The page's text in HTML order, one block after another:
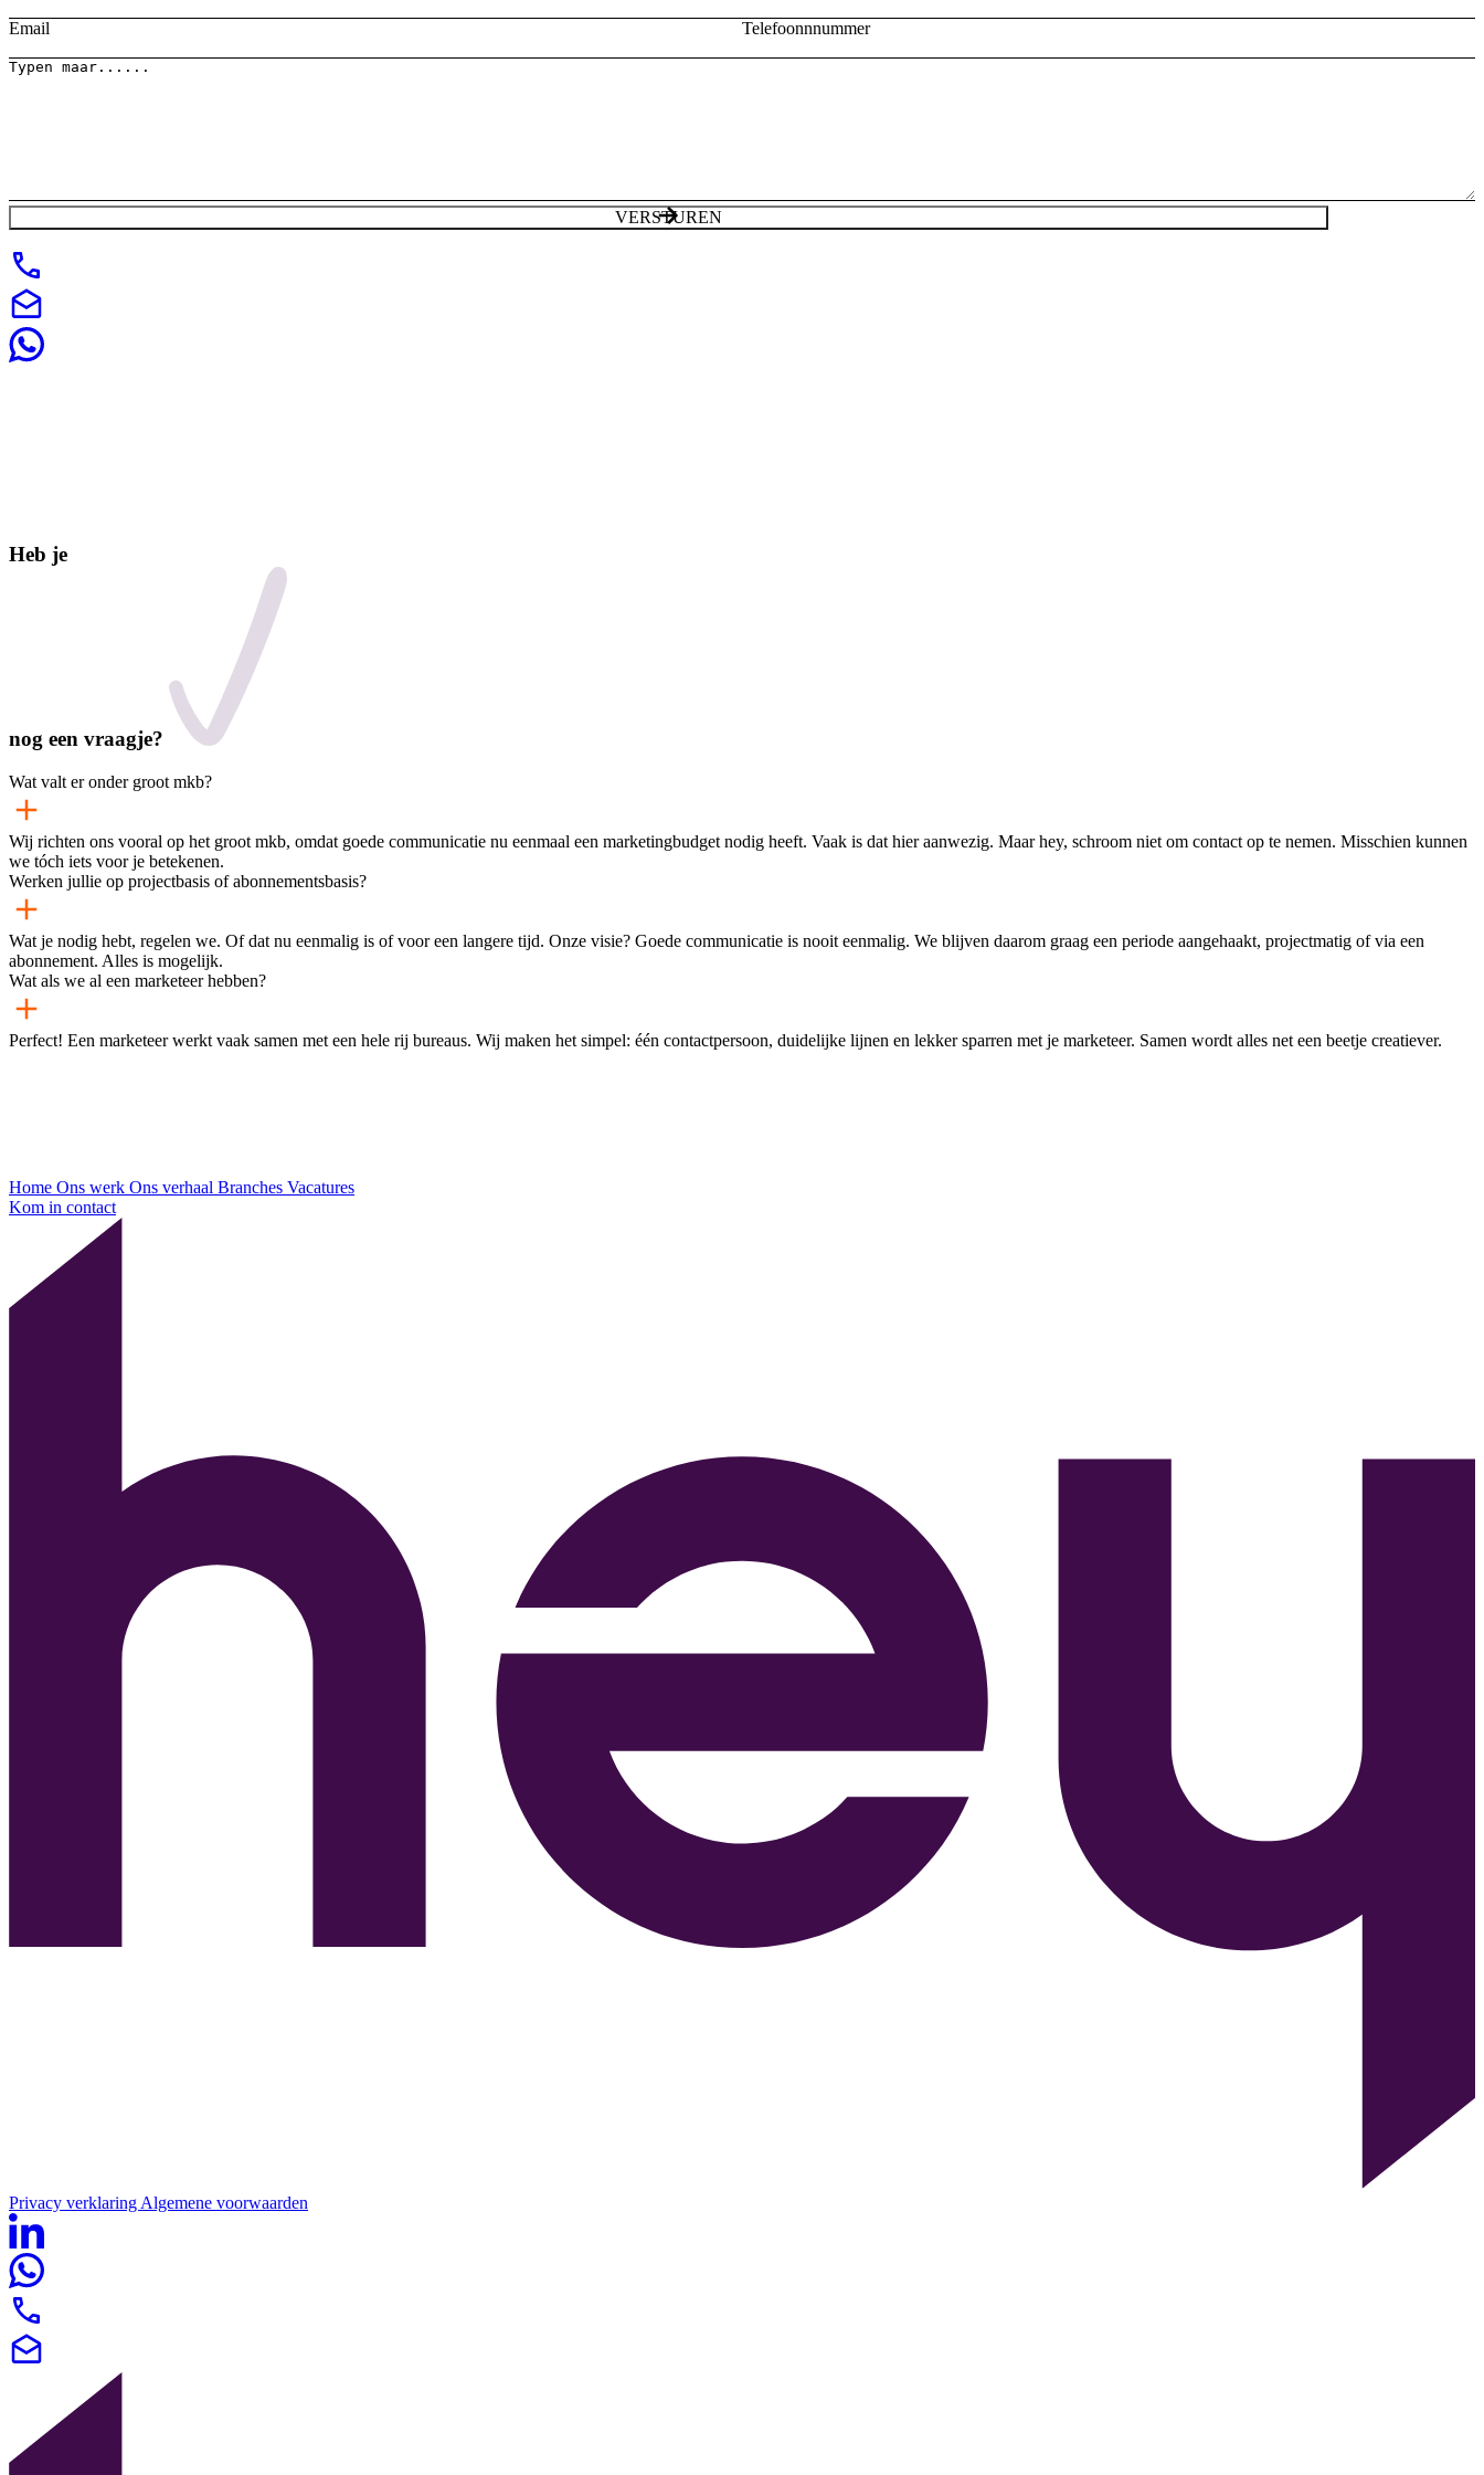
Email Telefoonnnummer
VERSTUREN
Heb je
nog een vraagje?
Wat valt er onder groot mkb?
Wij richten ons vooral op het groot mkb, omdat goede communicatie nu eenmaal een marketingbudget nodig heeft. Vaak is dat hier aanwezig. Maar hey, schroom niet om contact op te nemen. Misschien kunnen
we tóch iets voor je betekenen.
Werken jullie op projectbasis of abonnementsbasis?
Wat je nodig hebt, regelen we. Of dat nu eenmalig is of voor een langere tijd. Onze visie? Goede communicatie is nooit eenmalig. We blijven daarom graag een periode aangehaakt, projectmatig of via een
abonnement. Alles is mogelijk.
Wat als we al een marketeer hebben?
Perfect! Een marketeer werkt vaak samen met een hele rij bureaus. Wij maken het simpel: één contactpersoon, duidelijke lijnen en lekker sparren met je marketeer. Samen wordt alles net een beetje creatiever.
Home Ons werk Ons verhaal Branches Vacatures
Kom in contact
Privacy verklaring Algemene voorwaarden